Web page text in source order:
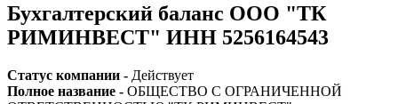
Бухгалтерский баланс ООО "ТК
РИМИНВЕСТ" ИНН 5256164543
Статус компании - Действует
Полное название - ОБЩЕСТВО С ОГРАНИЧЕННОЙ